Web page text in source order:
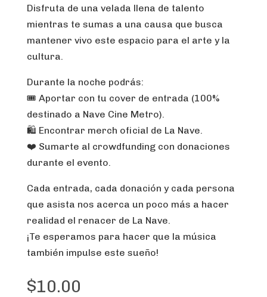
Disfruta de una velada llena de talento
mientras te sumas a una causa que busca
mantener vivo este espacio para el arte y la
cultura.
Durante la noche podrás:
🎟️ Aportar con tu cover de entrada (100%
destinado a Nave Cine Metro).
🛍️ Encontrar merch oficial de La Nave.
❤️ Sumarte al crowdfunding con donaciones
durante el evento.
Cada entrada, cada donación y cada persona
que asista nos acerca un poco más a hacer
realidad el renacer de La Nave.
¡Te esperamos para hacer que la música
también impulse este sueño!
$10.00